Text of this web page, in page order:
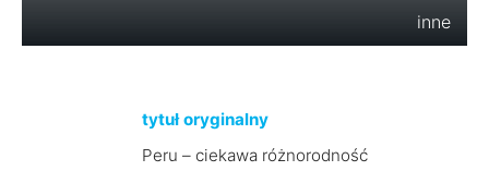
inne
tytuł oryginalny
Peru – ciekawa różnorodność